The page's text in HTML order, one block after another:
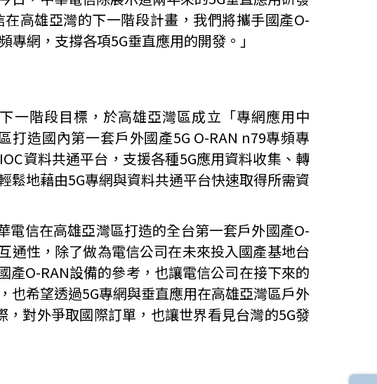
高雄亞灣的下一階段計畫，我們將攜手國產O-
網，支撐各項5G垂直應用的開發。」
一階段目標，於高雄亞灣區成立「專網應用中
造國內第一套戶外國產5G O-RAN n79專頻專
資料共通平台，支援各種5G應用資料收集、轉
鬆地藉由5G專網與資料共通平台快速取得所需資
信在高雄亞灣區打造的全台第一套戶外國產O-
通性，除了做為電信公司在未來投入國產基地台
O-RAN設備的參考，也讓電信公司在接下來的
也希望透過5G專網與垂直應用在高雄亞灣區戶外
對外爭取國際訂單，也讓世界看見台灣的5G發